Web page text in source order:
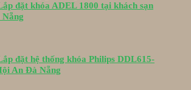
đặt khóa ADEL 1800 tại khách sạn
đặt hệ thống khóa Philips DDL615-
An Đà Nẵng